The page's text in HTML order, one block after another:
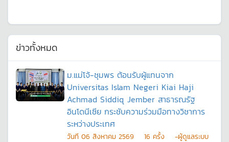
ข่าวทั้งหมด
ม.แม่โจ้-ชุมพร ต้อนรับผู้แทนจาก
Universitas Islam Negeri Kiai Haji
Achmad Siddiq Jember สาธารณรัฐ
อินโดนีเซีย กระชับความร่วมมือทางวิชาการ
ระหว่างประเทศ
วันที 06 สิงหาคม 2569 16 ครั้ง
-ผู้ดูแลระบบ